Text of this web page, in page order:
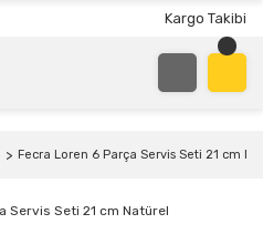
Kargo Takibi
Fecra Loren 6 Parça Servis Seti 21 cm